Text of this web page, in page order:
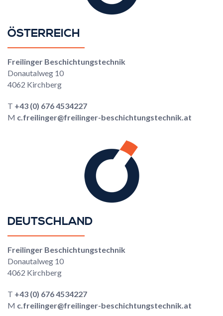
ÖSTERREICH
Freilinger Beschichtungstechnik
Donautalweg 10
4062 Kirchberg
T +43 (0) 676 4534227
M c.freilinger@freilinger-beschichtungstechnik.at
DEUTSCHLAND
Freilinger Beschichtungstechnik
Donautalweg 10
4062 Kirchberg
T +43 (0) 676 4534227
M c.freilinger@freilinger-beschichtungstechnik.at